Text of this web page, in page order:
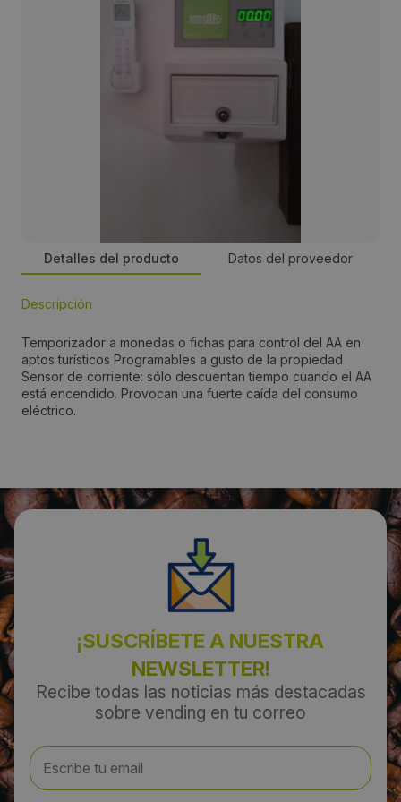
Detalles del producto Datos del proveedor
Descripción
Temporizador a monedas o fichas para control del AA en
aptos turísticos Programables a gusto de la propiedad
Sensor de corriente: sólo descuentan tiempo cuando el AA
está encendido. Provocan una fuerte caída del consumo
eléctrico.
LCI
Precio:
609509662
¡SUSCRÍBETE A NUESTRA
NEWSLETTER!
Recibe todas las noticias más destacadas
sobre vending en tu correo